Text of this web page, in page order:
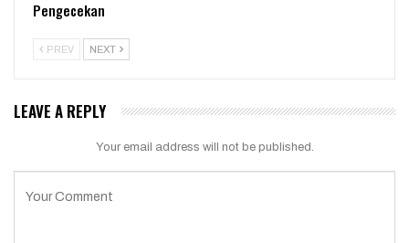
Pengecekan
PREV NEXT
LEAVE A REPLY
Your email address will not be published.